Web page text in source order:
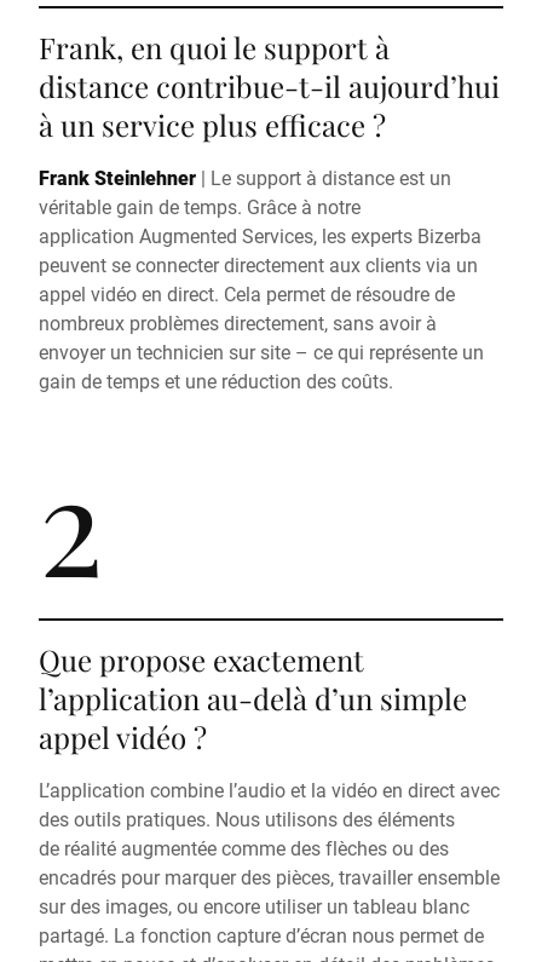
Frank, en quoi le support à
distance contribue-t-il aujourd’hui
à un service plus efficace ?
Frank Steinlehner | Le support à distance est un
véritable gain de temps. Grâce à notre
application Augmented Services, les experts Bizerba
peuvent se connecter directement aux clients via un
appel vidéo en direct. Cela permet de résoudre de
nombreux problèmes directement, sans avoir à
envoyer un technicien sur site – ce qui représente un
gain de temps et une réduction des coûts.
2
Que propose exactement
l’application au-delà d’un simple
appel vidéo ?
L’application combine l’audio et la vidéo en direct avec
des outils pratiques. Nous utilisons des éléments
de réalité augmentée comme des flèches ou des
encadrés pour marquer des pièces, travailler ensemble
sur des images, ou encore utiliser un tableau blanc
partagé. La fonction capture d’écran nous permet de